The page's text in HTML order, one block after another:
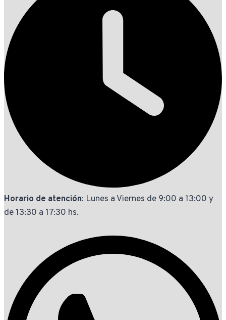
Horario de atención: Lunes a Viernes de 9:00 a 13:00 y
de 13:30 a 17:30 hs.